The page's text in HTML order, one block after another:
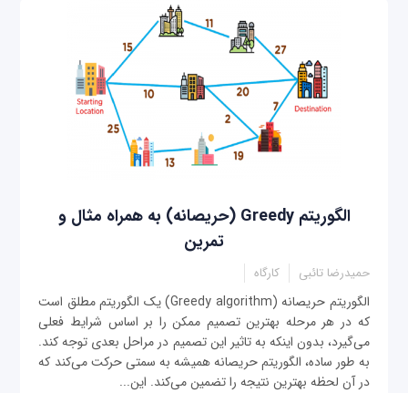
الگوریتم Greedy (حریصانه) به همراه مثال و
تمرین
حمیدرضا تائبی کارگاه
الگوریتم حریصانه (Greedy algorithm) یک الگوریتم مطلق است
که در هر مرحله بهترین تصمیم ممکن را بر اساس شرایط فعلی
می‌گیرد، بدون اینکه به تاثیر این تصمیم در مراحل بعدی توجه کند.
به طور ساده، الگوریتم حریصانه همیشه به سمتی حرکت می‌کند که
در آن لحظه بهترین نتیجه را تضمین می‌کند. این...